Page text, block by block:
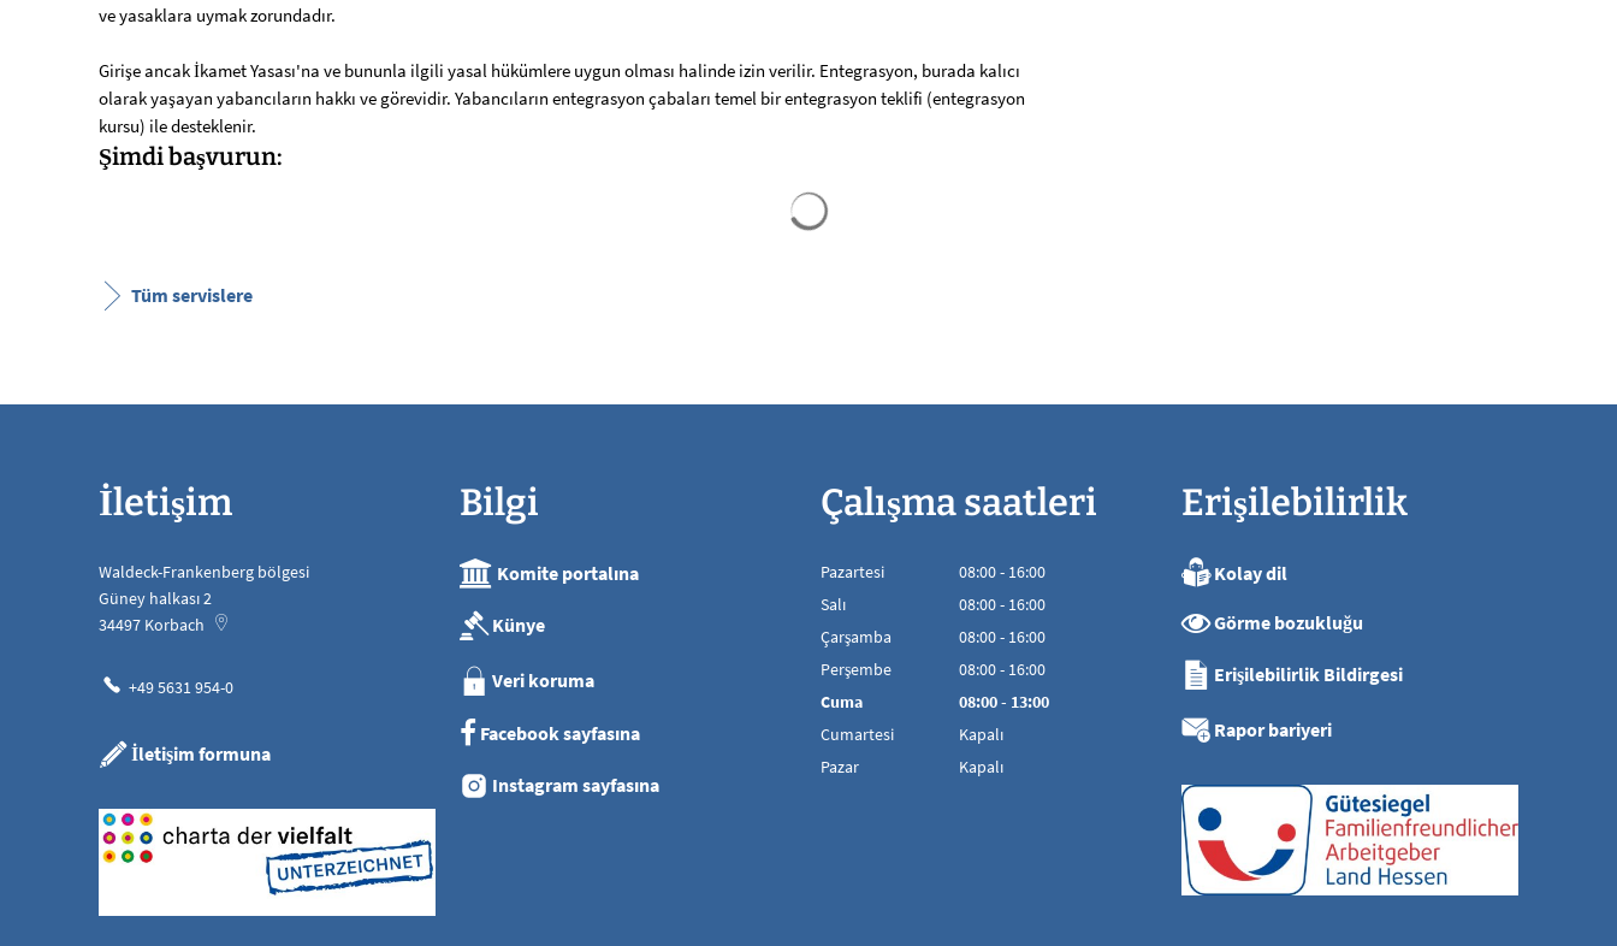
ve yasaklara uymak zorundadır.
Girişe ancak İkamet Yasası'na ve bununla ilgili yasal hükümlere uygun olması halinde izin verilir. Entegrasyon, burada kalıcı
olarak yaşayan yabancıların hakkı ve görevidir. Yabancıların entegrasyon çabaları temel bir entegrasyon teklifi (entegrasyon
kursu) ile desteklenir.
Şimdi başvurun:
Tüm servislere
İletişim
Waldeck-Frankenberg bölgesi
Güney halkası 2
34497 Korbach
+49 5631 954-0
İletişim formuna
Bilgi
Komite portalına
Künye
Veri koruma
Facebook sayfasına
Instagram sayfasına
Çalışma saatleri
Pazartesi 08:00- 16:00
08:00'den 16:00'ya kadar
Salı 08:00- 16:00
08:00'den 16:00'ya kadar
Çarşamba 08:00- 16:00
08:00'den 16:00'ya kadar
Perşembe 08:00- 16:00
08:00'den 16:00'ya kadar
Cuma 08:00- 13:00
08:00 - 13:00 arası
Cumartesi
Kapalı
Pazar
Kapalı
Erişilebilirlik
Kolay dil
Görme bozukluğu
Erişilebilirlik Bildirgesi
Rapor bariyeri